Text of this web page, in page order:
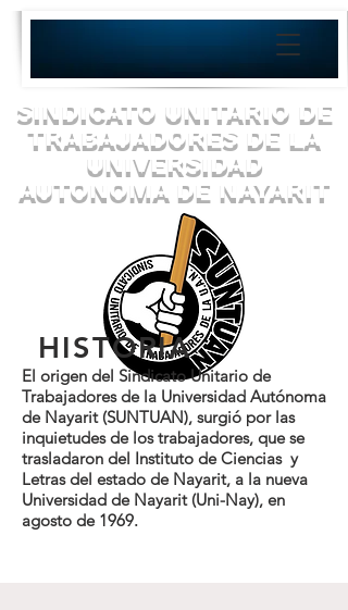
SINDICATO UNITARIO DE
TRABAJADORES DE LA
UNIVERSIDAD
AUTONOMA DE NAYARIT
¡UNIDOS VENCEREMOS!
HISTORIA
El origen del Sindicato Unitario de
Trabajadores de la Universidad Autónoma
de Nayarit (SUNTUAN), surgió por las
inquietudes de los trabajadores, que se
trasladaron del Instituto de Ciencias y
Letras del estado de Nayarit, a la nueva
Universidad de Nayarit (Uni-Nay), en
agosto de 1969.